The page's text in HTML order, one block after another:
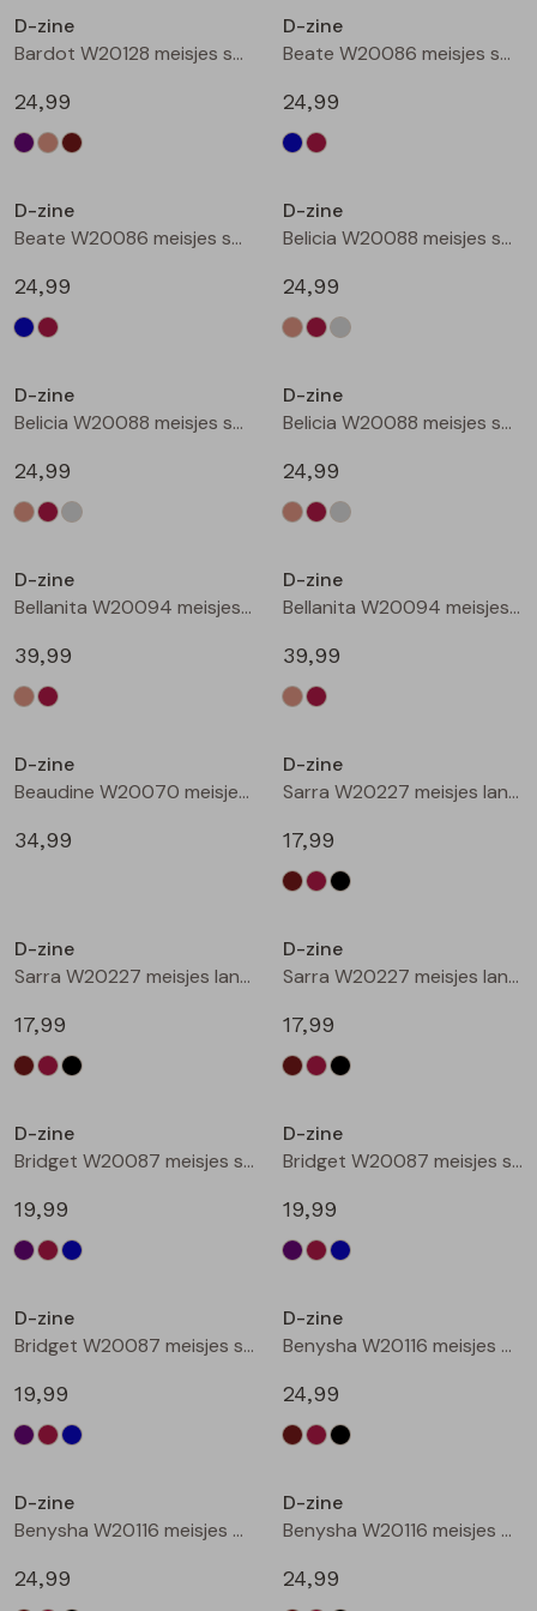
Blouses lange mouw
Sweatshirts
Gilet spencers
Jackjes
Blazers
Bermuda's
Bermuda's
Lange broek
Jackjes
Jassen
Leggings
Rokken
Lange broeken
Lange broeken
Leggings
T-shirts lange mouw
Tops
Vesten
D-zine
Bardot W20128 meisjes sweatshirt Bruin donker
24,99
D-zine
Beate W20086 meisjes sweatshirt Marine
24,99
D-zine
Beate W20086 meisjes sweatshirt Wijnrood
24,99
D-zine
Belicia W20088 meisjes sweatshirt Ecru melee
24,99
D-zine
Belicia W20088 meisjes sweatshirt Wijnrood
24,99
D-zine
Belicia W20088 meisjes sweatshirt Grey melee
24,99
D-zine
Bellanita W20094 meisjes buiten jack Zand
39,99
D-zine
Bellanita W20094 meisjes buiten jack Wijnrood
39,99
D-zine
Beaudine W20070 meisjes lange broek Bruin donker
34,99
D-zine
Sarra W20227 meisjes lange broek Bruin donker
17,99
D-zine
Sarra W20227 meisjes lange broek Wijnrood
17,99
D-zine
Sarra W20227 meisjes lange broek Zwart
17,99
D-zine
Bridget W20087 meisjes sweatshirt Cyclaam
19,99
D-zine
Bridget W20087 meisjes sweatshirt Wijnrood
19,99
D-zine
Bridget W20087 meisjes sweatshirt Raf
19,99
D-zine
Benysha W20116 meisjes bermuda Bruin donker
24,99
D-zine
Benysha W20116 meisjes bermuda Wijnrood
24,99
D-zine
Benysha W20116 meisjes bermuda Zwart
24,99